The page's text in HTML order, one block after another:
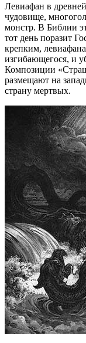
Левиафан в
чудовище,
монстр. В Библии
тот день поразит
крепким,
изгибающегося, и
Композиции
размещают на
страну мертвых.